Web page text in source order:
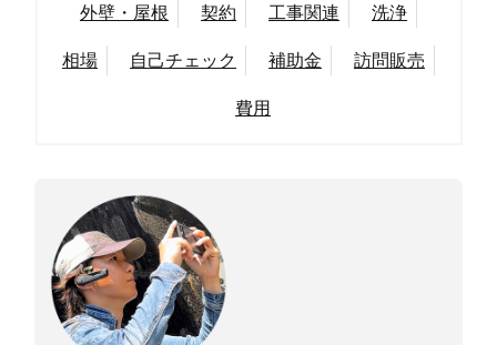
外壁・屋根 契約 工事関連 洗浄
相場 自己チェック 補助金 訪問販売
費用